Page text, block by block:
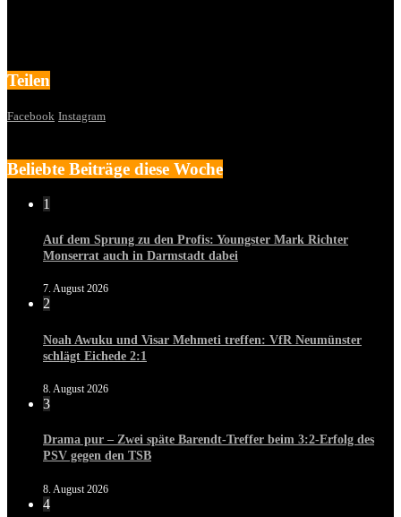
Teilen
Facebook Instagram
Beliebte Beiträge diese Woche
1
Auf dem Sprung zu den Profis: Youngster Mark Richter
Monserrat auch in Darmstadt dabei
7. August 2026
2
Noah Awuku und Visar Mehmeti treffen: VfR Neumünster
schlägt Eichede 2:1
8. August 2026
3
Drama pur – Zwei späte Barendt-Treffer beim 3:2-Erfolg des
PSV gegen den TSB
8. August 2026
4